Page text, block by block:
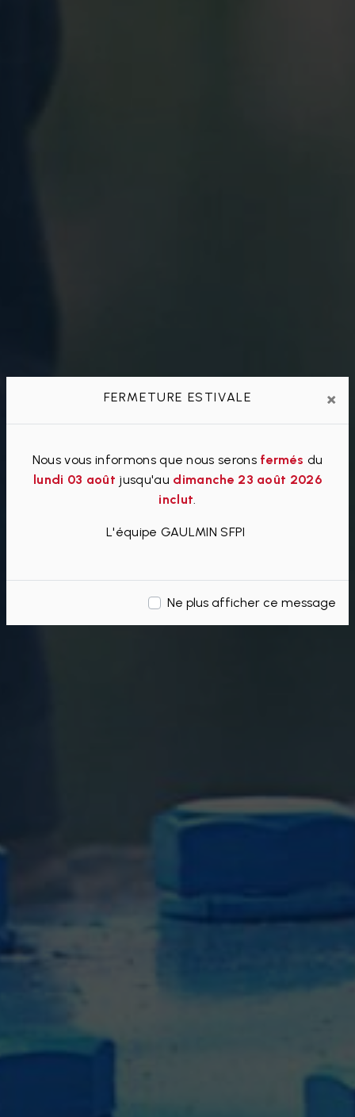
FERMETURE ESTIVALE ×
Nous vous informons que nous serons fermés du
lundi 03 août jusqu'au dimanche 23 août 2026
inclut
L'équipe GAULMIN SFPI
Ne plus afficher ce message